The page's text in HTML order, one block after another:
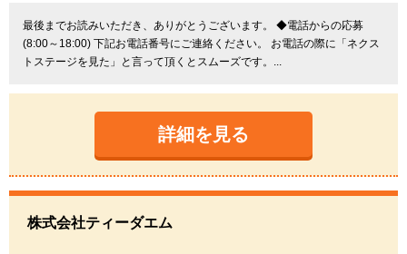
最後までお読みいただき、ありがとうございます。 ◆電話からの応募
(8:00～18:00) 下記お電話番号にご連絡ください。 お電話の際に「ネクス
トステージを見た」と言って頂くとスムーズです。...
詳細を見る
株式会社ティーダエム